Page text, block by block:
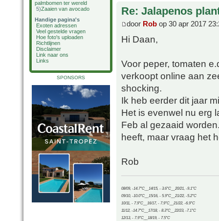
palmbomen ter wereld
5)Zaaien van avocado
Handige pagina's
Exoten adressen
Veel gestelde vragen
Hoe foto's uploaden
Richtlijnen
Disclaimer
Link naar ons
Links
SPONSORS
Re: Jalapenos
door Rob op 30 apr 2017
Hi Daan,
Voor peper, tomaten
verkoopt online aan
shocking.
Ik heb eerder dit jaar
Het is evenwel nu erg
Feb al gezaaid
heeft, maar vraag het
Rob
08/09, -14.7°C__14/15, - 3.6°C__20/21, -9.1°C
09/10, -10.0°C__15/16, - 5.9°C__21/22, -5.2°C
10/11, - 7.9°C__16/17, - 7.9°C__21/22, -6.9°C
11/12, -14.7°C__17/18, - 8.3°C__22/23, -7.1°C
12/13, - 7.9°C__18/19, - 7.5°C